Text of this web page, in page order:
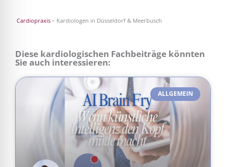
Cardiopraxis – Kardiologen in Düsseldorf & Meerbusch
Diese kardiologischen Fachbeiträge könnten
Sie auch interessieren:
ALLGEMEIN